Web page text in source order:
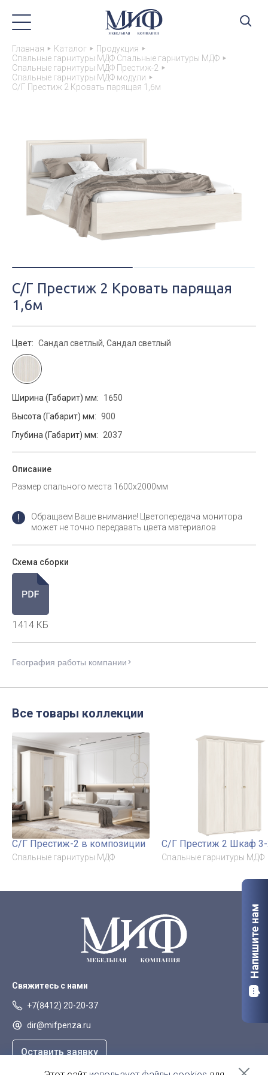
Главная Каталог
Продукция
Спальные гарнитуры МДФ Спальные гарнитуры МДФ
Спальные гарнитуры МДФ Престиж-2
Спальные гарнитуры МДФ модули
С/Г Престиж 2 Кровать парящая 1,6м
С/Г Престиж 2 Кровать парящая
1,6м
Цвет: Сандал светлый, Сандал светлый
Ширина (Габарит) мм:
1650
Высота (Габарит) мм: 900
Глубина (Габарит) мм:
2037
Описание
Размер спального места 1600х2000мм
Обращаем Ваше внимание! Цветопередача монитора
может не точно передавать цвета материалов
Схема сборки
1414 КБ
География работы компании
Все товары коллекции
С/Г Престиж-2 в композиции
Спальные гарнитуры МДФ
С/Г Престиж 2 Шкаф
Спальные гарнитуры МДФ
Свяжитесь с нами
+7(8412) 20-20-37
dir@mifpenza.ru
Оставить заявку
Напишите нам